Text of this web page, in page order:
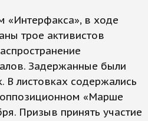
в ходе
трое активистов
Задержанные были
В листовках содержались
«Марше
Призыв принять участие